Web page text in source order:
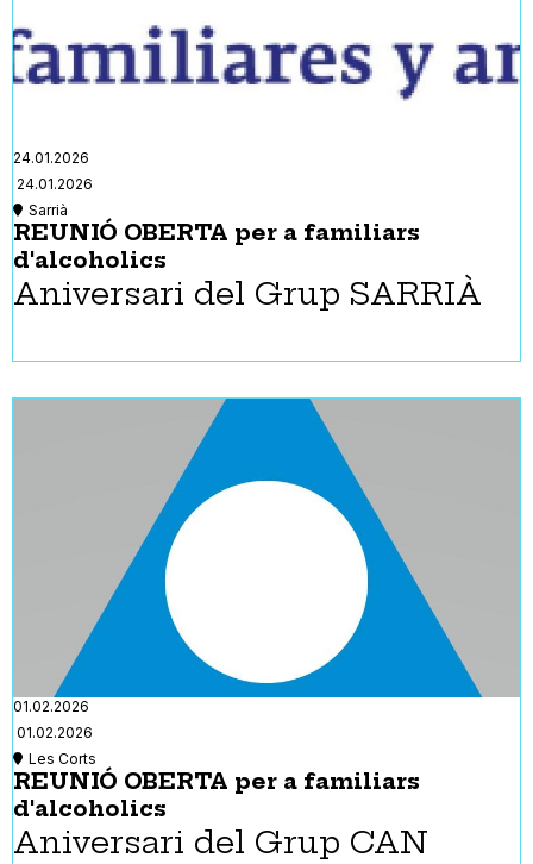
24.01.2026
24.01.2026
Sarrià
REUNIÓ OBERTA per a familiars
d'alcoholics
Aniversari del Grup SARRIÀ
01.02.2026
01.02.2026
Les Corts
REUNIÓ OBERTA per a familiars
d'alcoholics
Aniversari del Grup CAN